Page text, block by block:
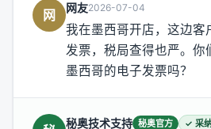
网 网友2026-07-04
我在墨西哥开店，这边客
发票，税局查得也严。你
墨西哥的电子发票吗？
秘奥技术支持 秘奥官方 ✓ 采